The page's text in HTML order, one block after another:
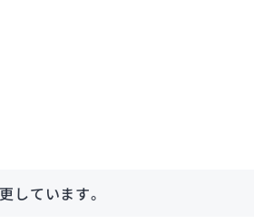
ています。